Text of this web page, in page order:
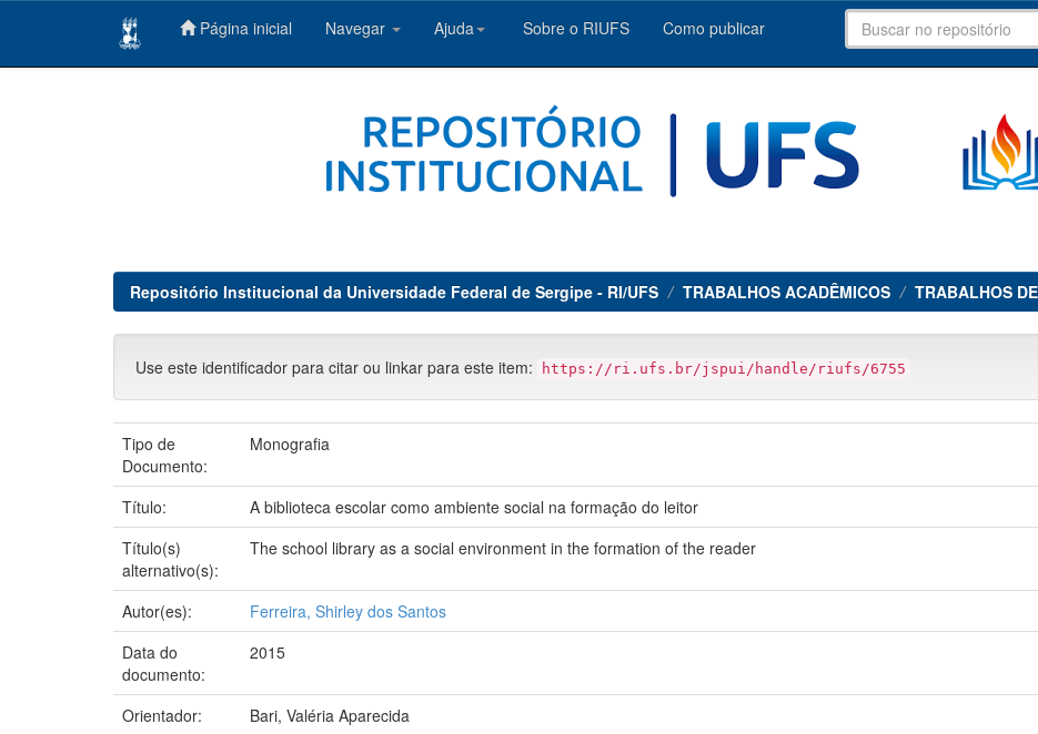
Página inicial Navegar Ajuda Sobre o RIUFS Como publicar
Repositório Institucional da Universidade Federal de Sergipe - RI/UFS TRABALHOS ACADÊMICOS TRABALHOS
Use este identificador para citar ou linkar para este item: https://ri.ufs.br/jspui/handle/riufs/6755
Tipo de
Documento:
Monografia
Título:
A biblioteca escolar como ambiente social na formação do leitor
Título(s)
alternativo(s):
The school library as a social environment in the formation of the reader
Autor(es):
Ferreira, Shirley dos Santos
Data do
documento:
2015
Orientador:
Bari, Valéria Aparecida